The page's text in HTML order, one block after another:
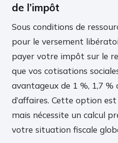
de l’impôt
Sous conditions de
pour le versement
payer votre impôt sur le
que vos cotisations
avantageux de 1 %, 1,7 %
d’affaires. Cette option
mais nécessite un calcul
votre situation fiscale